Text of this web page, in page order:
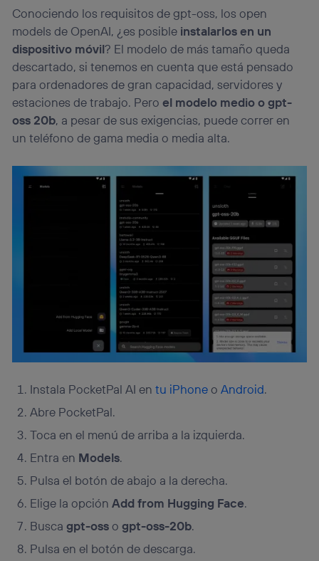
Conociendo los requisitos de gpt-oss, los open
models de OpenAI, ¿es posible instalarlos en un
dispositivo móvil? El modelo de más tamaño queda
descartado, si tenemos en cuenta que está pensado
para ordenadores de gran capacidad, servidores y
estaciones de trabajo. Peroel modelo medio o gpt-
oss 20b, a pesar de sus exigencias, puede correr en
un teléfono de gama media o media alta.
Instala PocketPal AI entu iPhoneoAndroid.
Abre PocketPal.
Toca en el menú de arriba a la izquierda.
Entra en Models.
Pulsa el botón de abajo a la derecha.
Elige la opciónAdd from Hugging Face.
Buscagpt-ossogpt-oss-20b.
Pulsa en el botón de descarga.